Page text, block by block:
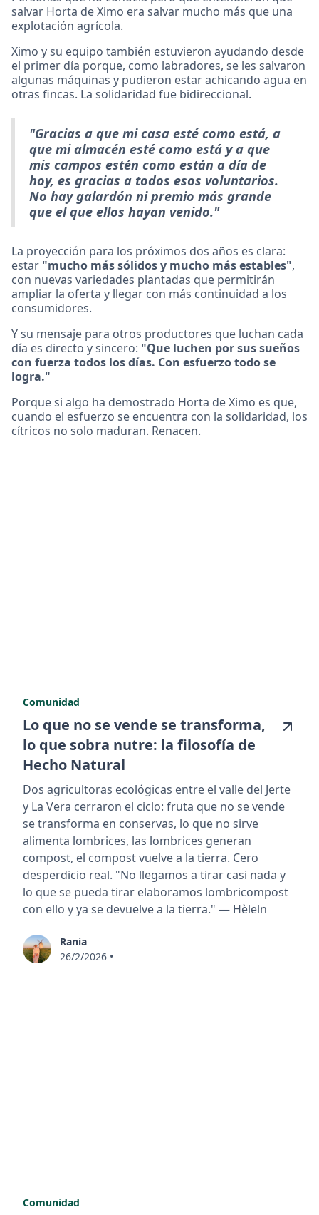
salvar Horta de Ximo era salvar mucho más que una
explotación agrícola.
Ximo y su equipo también estuvieron ayudando desde
el primer día porque, como labradores, se les salvaron
algunas máquinas y pudieron estar achicando agua en
otras fincas. La solidaridad fue bidireccional.
"Gracias a que mi casa esté como está, a
que mi almacén esté como está y a que
mis campos estén como están a día de
hoy, es gracias a todos esos voluntarios.
No hay galardón ni premio más grande
que el que ellos hayan venido."
La proyección para los próximos dos años es clara:
estar "mucho más sólidos y mucho más estables",
con nuevas variedades plantadas que permitirán
ampliar la oferta y llegar con más continuidad a los
consumidores.
Y su mensaje para otros productores que luchan cada
día es directo y sincero: "Que luchen por sus sueños
con fuerza todos los días. Con esfuerzo todo se
logra."
Porque si algo ha demostrado Horta de Ximo es que,
cuando el esfuerzo se encuentra con la solidaridad, los
cítricos no solo maduran. Renacen.
Comunidad
Lo que no se vende se transforma,
lo que sobra nutre: la filosofía de
Hecho Natural
Dos agricultoras ecológicas entre el valle del Jerte
y La Vera cerraron el ciclo: fruta que no se vende
se transforma en conservas, lo que no sirve
alimenta lombrices, las lombrices generan
compost, el compost vuelve a la tierra. Cero
desperdicio real. "No llegamos a tirar casi nada y
lo que se pueda tirar elaboramos lombricompost
con ello y ya se devuelve a la tierra." — Hèleln
Rania
26/2/2026 •
Comunidad